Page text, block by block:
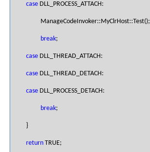
caseDLL_PROCESS_ATTACH:
ManageCodeInvoker::MyClrHost::Test();
break;
caseDLL_THREAD_ATTACH:
caseDLL_THREAD_DETACH:
caseDLL_PROCESS_DETACH:
break;
}
returnTRUE;